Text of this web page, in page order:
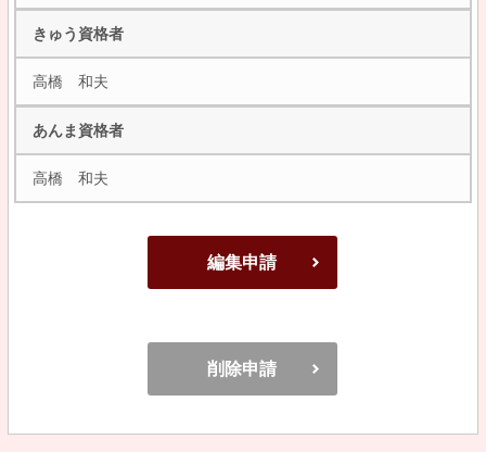
きゅう資格者
高橋 和夫
あんま資格者
高橋 和夫
編集申請
削除申請